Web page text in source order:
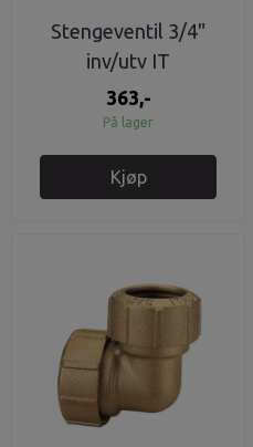
Stengeventil 3/4"
inv/utv IT
363,-
På lager
Kjøp